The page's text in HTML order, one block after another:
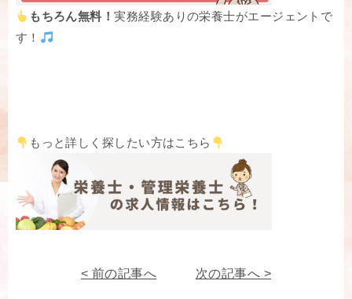
もちろん無料！実務経験ありの栄養士がエージェントで
す！
もっと詳しく探したい方はこちら
< 前の記事へ 次の記事へ >